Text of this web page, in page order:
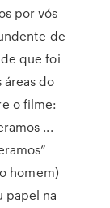
por vós
de
que foi
do
o filme:
...
homem)
papel na